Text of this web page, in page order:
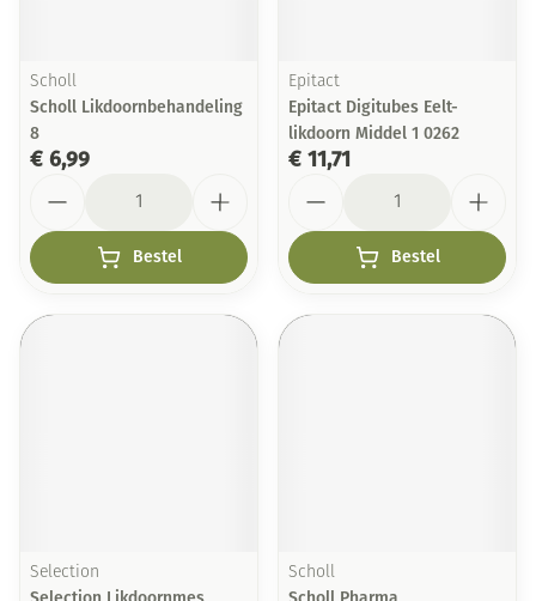
Scholl
Scholl Likdoornbehandeling
8
€ 6,99
Bestel
Epitact
Epitact Digitubes Eelt-
likdoorn Middel 1 0262
€ 11,71
Bestel
Selection Scholl